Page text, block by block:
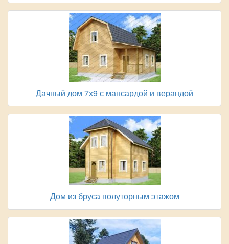
Дачный дом 7х9 с мансардой и верандой
Дом из бруса полуторным этажом